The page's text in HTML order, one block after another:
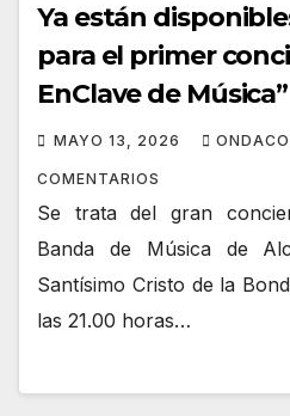
Ya están
para el primer
EnClave de Música”
MAYO 13, 2026
COMENTARIOS
Se trata del gran
Banda de Música de
Santísimo Cristo de la
las 21.00 horas…